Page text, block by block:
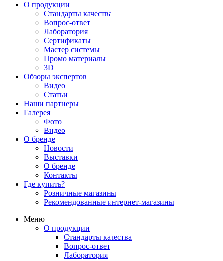
О продукции
Стандарты качества
Вопрос-ответ
Лаборатория
Сертификаты
Мастер системы
Промо материалы
3D
Обзоры экспертов
Видео
Статьи
Наши партнеры
Галерея
Фото
Видео
О бренде
Новости
Выставки
О бренде
Контакты
Где купить?
Розничные магазины
Рекомендованные интернет-магазины
Меню
О продукции
Стандарты качества
Вопрос-ответ
Лаборатория